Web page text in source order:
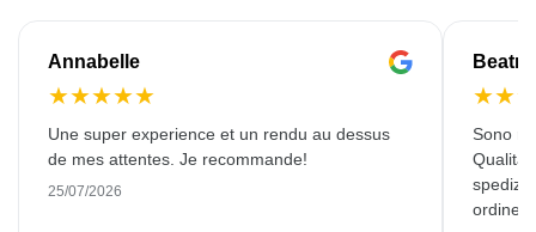
Annabelle
★★★★★
Une super experience et un rendu au dessus
de mes attentes. Je recommande!
25/07/2026
★★
Sono
Qualità